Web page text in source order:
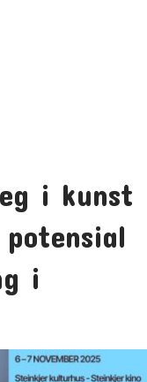
i kunst
i